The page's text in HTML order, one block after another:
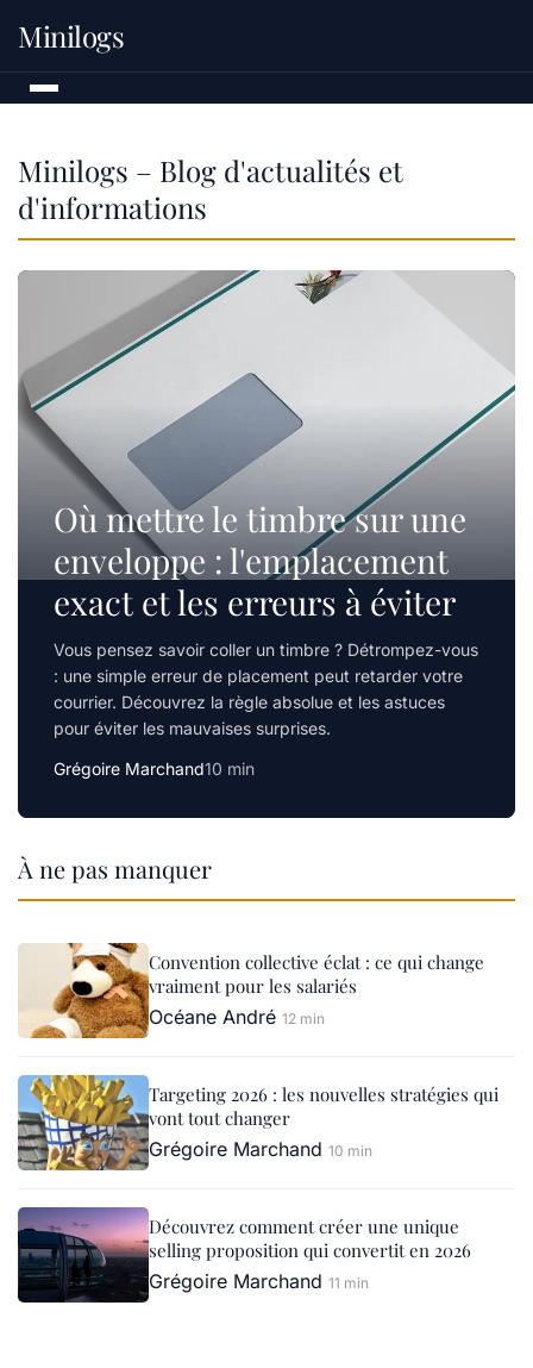
Minilogs
Minilogs – Blog d'actualités et
d'informations
Où mettre le timbre sur une
enveloppe : l'emplacement
exact et les erreurs à éviter
Vous pensez savoir coller un timbre ? Détrompez-vous
: une simple erreur de placement peut retarder votre
courrier. Découvrez la règle absolue et les astuces
pour éviter les mauvaises surprises.
Grégoire Marchand10 min
À ne pas manquer
Convention collective éclat : ce qui change
vraiment pour les salariés
Océane André 12 min
Targeting 2026 : les nouvelles stratégies qui
vont tout changer
Grégoire Marchand 10 min
Découvrez comment créer une unique
selling proposition qui convertit en 2026
Grégoire Marchand 11 min